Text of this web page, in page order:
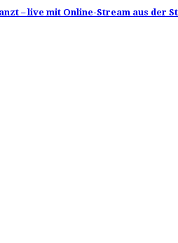
– live mit Online-Stream aus der